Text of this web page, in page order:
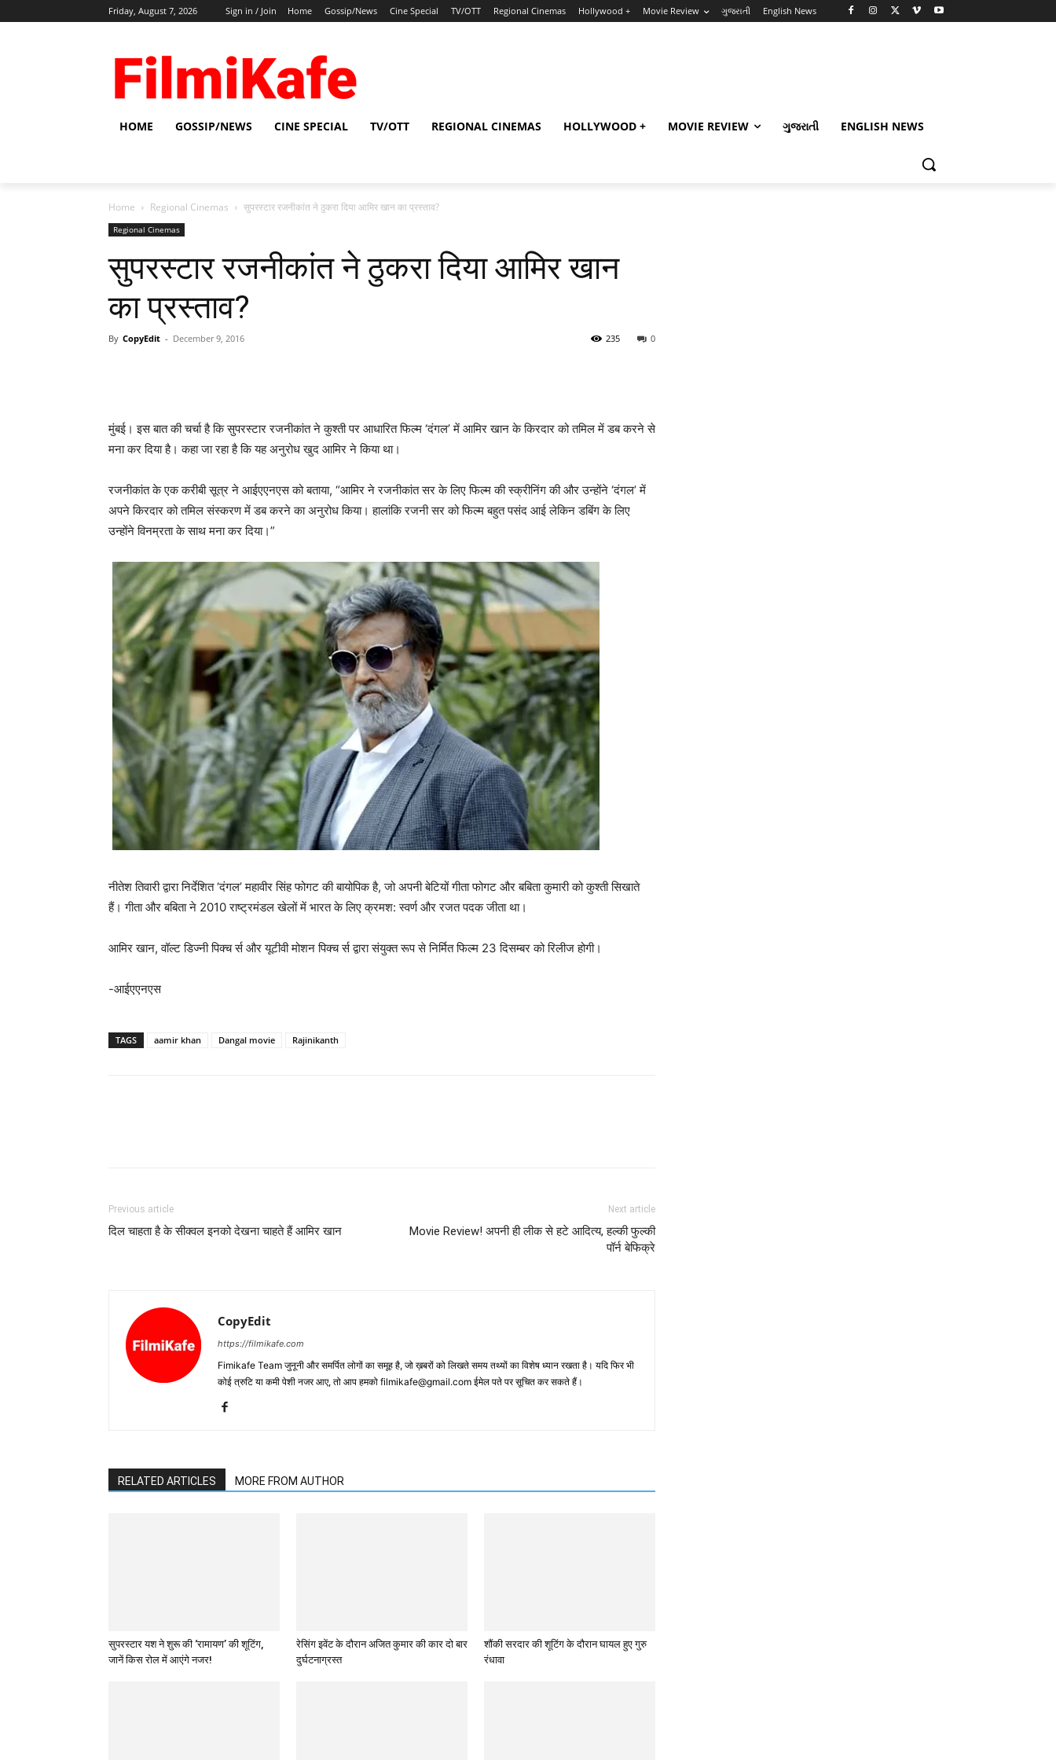
Friday, August 7, 2026 Sign in / Join Home Gossip/News Cine Special TV/OTT Regional Cinemas Hollywood + Movie Review ગુજરાતી English News
HOME GOSSIP/NEWS CINE SPECIAL TV/OTT REGIONAL CINEMAS HOLLYWOOD + MOVIE REVIEW ગુજરાતી ENGLISH NEWS
Home Regional Cinemas सुपरस्‍टार रजनीकांत ने ठुकरा दिया आमिर खान का प्रस्ताव?
Regional Cinemas
सुपरस्‍टार रजनीकांत ने ठुकरा दिया आमिर खान
का प्रस्ताव?
By CopyEdit - December 9, 2016 0
235
मुंबई। इस बात की चर्चा है कि सुपरस्टार रजनीकांत ने कुश्ती पर आधारित फिल्म ‘दंगल’ में आमिर खान के किरदार को तमिल में डब करने से
मना कर दिया है। कहा जा रहा है कि यह अनुरोध खुद आमिर ने किया था।
रजनीकांत के एक करीबी सूत्र ने आईएएनएस को बताया, “आमिर ने रजनीकांत सर के लिए फिल्म की स्क्रीनिंग की और उन्होंने ‘दंगल’ में
अपने किरदार को तमिल संस्करण में डब करने का अनुरोध किया। हालांकि रजनी सर को फिल्म बहुत पसंद आई लेकिन डबिंग के लिए
उन्होंने विनम्रता के साथ मना कर दिया।”
नीतेश तिवारी द्वारा निर्देशित ‘दंगल’ महावीर सिंह फोगट की बायोपिक है, जो अपनी बेटियों गीता फोगट और बबिता कुमारी को कुश्ती सिखाते
हैं। गीता और बबिता ने 2010 राष्ट्रमंडल खेलों में भारत के लिए क्रमश: स्वर्ण और रजत पदक जीता था।
आमिर खान, वॉल्ट डिज्नी पिक्च र्स और यूटीवी मोशन पिक्च र्स द्वारा संयुक्त रूप से निर्मित फिल्म 23 दिसम्बर को रिलीज होगी।
-आईएएनएस
TAGS aamir khan Dangal movie Rajinikanth
Previous article
दिल चाहता है के सीक्‍वल इनको देखना चाहते हैं आमिर खान
Next article
Movie Review! अपनी ही लीक से हटे आदित्‍य, हल्‍की फुल्‍की
पॉर्न बेफिक्रे
CopyEdit
https://filmikafe.com
Fimikafe Team जुनूनी और समर्पित लोगों का समूह है, जो ख़बरों को लिखते समय तथ्‍यों का विशेष ध्‍यान रखता है। यदि फिर भी
कोई त्रुटि या कमी पेशी नजर आए, तो आप हमको filmikafe@gmail.com ईमेल पते पर सूचित कर सकते हैं।
RELATED ARTICLES MORE FROM AUTHOR
सुपरस्टार यश ने शुरू की ‘रामायण’ की शूटिंग,
जानें किस रोल में आएंगे नजर!
रेसिंग इवेंट के दौरान अजित कुमार की कार दो बार
दुर्घटनाग्रस्त
शौंकी सरदार की शूटिंग के दौरान घायल हुए गुरु
रंधावा